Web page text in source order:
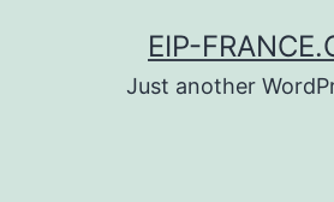
EIP-
Just another